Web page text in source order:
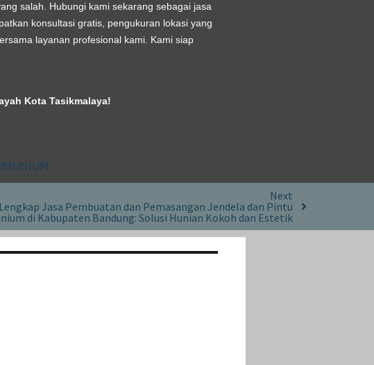
salah. Hubungi kami sekarang sebagai jasa
konsultasi gratis, pengukuran lokasi yang
layanan profesional kami. Kami siap
Kota Tasikmalaya!
Next
Jasa Pembuatan dan Pemasangan Jendela dan Pintu
di Kabupaten Bandung: Solusi Hunian Kokoh dan Estetik